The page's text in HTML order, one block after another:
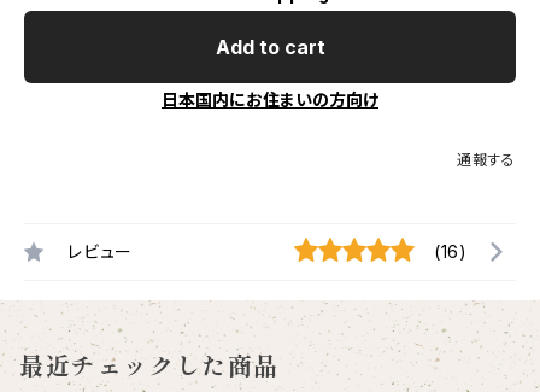
Add to cart
日本国内にお住まいの方向け
通報する
レビュー (16)
最近チェックした商品